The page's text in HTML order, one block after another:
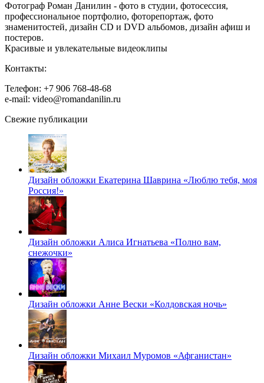
Фотограф Роман Данилин - фото в студии, фотосессия,
профессиональное портфолио, фоторепортаж, фото
знаменитостей, дизайн CD и DVD альбомов, дизайн афиш и
постеров.
Красивые и увлекательные видеоклипы
Контакты:
Телефон: +7 906 768-48-68
e-mail: video@romandanilin.ru
Свежие публикации
Дизайн обложки Екатерина Шаврина «Люблю тебя, моя
Россия!»
Дизайн обложки Алиса Игнатьева «Полно вам,
снежочки»
Дизайн обложки Анне Вески «Колдовская ночь»
Дизайн обложки Михаил Муромов «Афганистан»